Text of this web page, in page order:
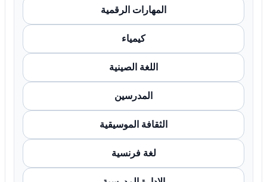
المهارات الرقمية
كيمياء
اللغة الصينية
المدرسين
الثقافة الموسيقية
لغة فرنسية